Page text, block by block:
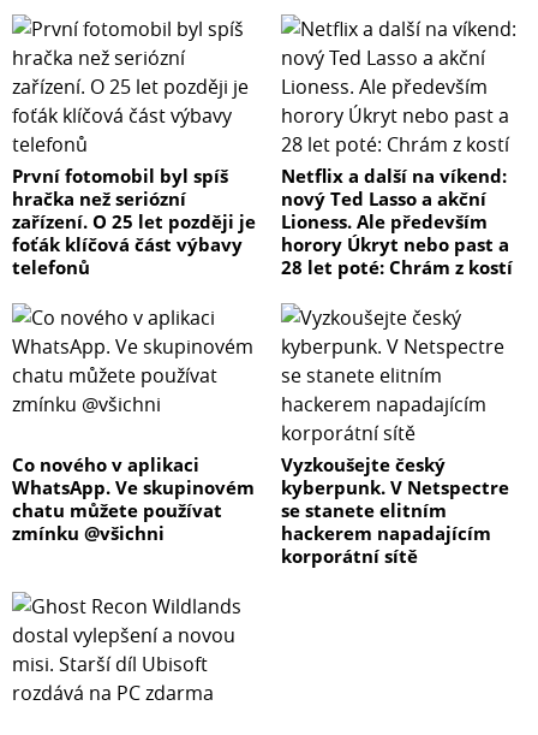
První fotomobil byl spíš
hračka než seriózní
zařízení. O 25 let později je
foťák klíčová část výbavy
telefonů
Netflix a další na víkend:
nový Ted Lasso a akční
Lioness. Ale především
horory Úkryt nebo past a
28 let poté: Chrám z kostí
Co nového v aplikaci
WhatsApp. Ve skupinovém
chatu můžete používat
zmínku @všichni
Vyzkoušejte český
kyberpunk. V Netspectre
se stanete elitním
hackerem napadajícím
korporátní sítě